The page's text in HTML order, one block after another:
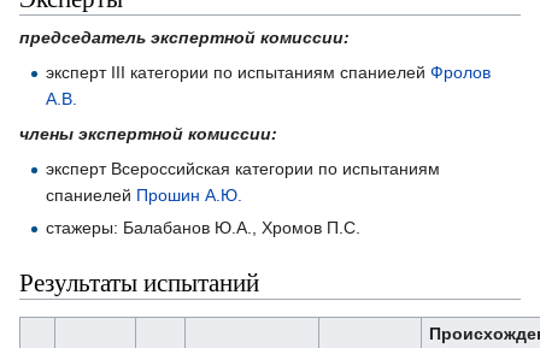
председатель экспертной комиссии:
эксперт III категории по испытаниям спаниелейФролов
А.В.
члены экспертной комиссии:
эксперт Всероссийская категории по испытаниям
спаниелей Прошин А.Ю.
стажеры: Балабанов Ю.А., Хромов П.С.
Результаты испытаний